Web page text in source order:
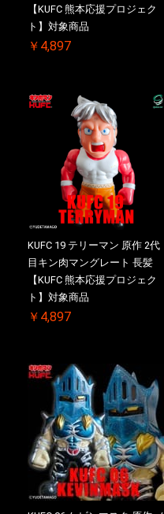
【KUFC 熊本応援プロジェク
ト】対象商品
￥4,897
KUFC 19 テリーマン 原作 2代
目キン肉マングレート 長髪
【KUFC 熊本応援プロジェク
ト】対象商品
￥4,897